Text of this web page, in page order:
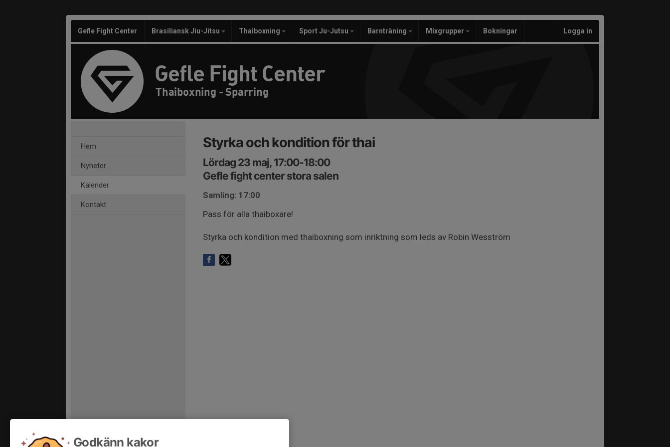
Gefle Fight Center Brasiliansk Jiu-Jitsu Thaiboxning Sport Ju-Jutsu Barnträning Mixgrupper Bokningar Logga in
Gefle Fight Center
Thaiboxning - Sparring
Hem
Nyheter
Kalender
Kontakt
Styrka och kondition för thai
Lördag 23 maj, 17:00-18:00
Gefle fight center stora salen
Samling: 17:00
Pass för alla thaiboxare!
Styrka och kondition med thaiboxning som inriktning som leds av Robin Wesström
Godkänn kakor